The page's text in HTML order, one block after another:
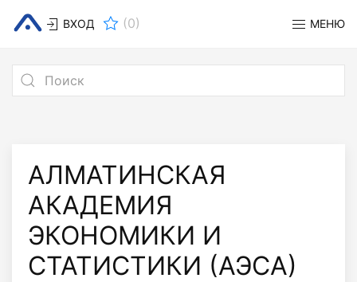
ВХОД (0) МЕНЮ
АЛМАТИНСКАЯ
АКАДЕМИЯ
ЭКОНОМИКИ И
СТАТИСТИКИ (АЭСА)